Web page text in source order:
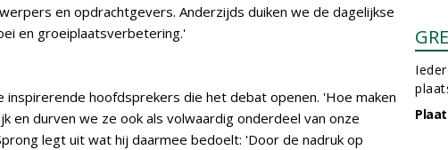
en opdrachtgevers. Anderzijds duiken we de dagelijkse
en groeiplaatsverbetering.'
hoofdsprekers die het debat openen. 'Hoe maken
en durven we ze ook als volwaardig onderdeel van onze
legt uit wat hij daarmee bedoelt: 'Door de nadruk op